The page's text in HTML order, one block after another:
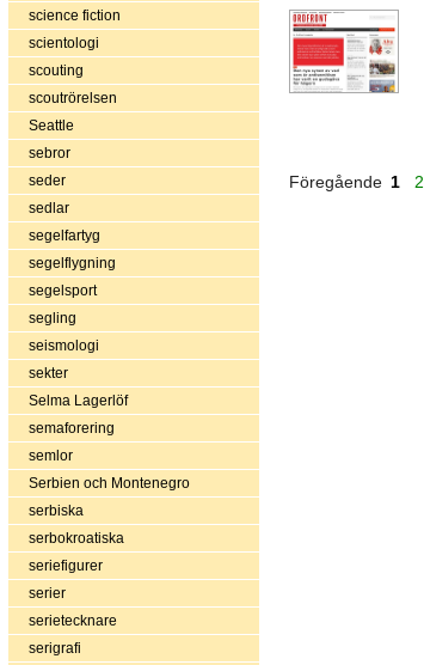
science fiction
scientologi
scouting
scoutrörelsen
Seattle
sebror
seder
sedlar
segelfartyg
segelflygning
segelsport
segling
seismologi
sekter
Selma Lagerlöf
semaforering
semlor
Serbien och Montenegro
serbiska
serbokroatiska
seriefigurer
serier
serietecknare
serigrafi
Föregående 1 2